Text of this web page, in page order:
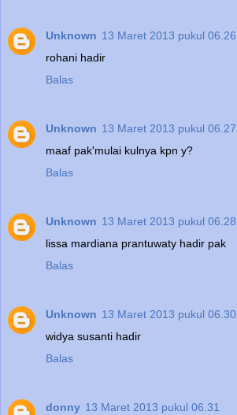
Unknown 13 Maret 2013 pukul 06.26
rohani hadir
Balas
Unknown 13 Maret 2013 pukul 06.27
maaf pak'mulai kulnya kpn y?
Balas
Unknown 13 Maret 2013 pukul 06.28
lissa mardiana prantuwaty hadir pak
Balas
Unknown 13 Maret 2013 pukul 06.30
widya susanti hadir
Balas
donny 13 Maret 2013 pukul 06.31